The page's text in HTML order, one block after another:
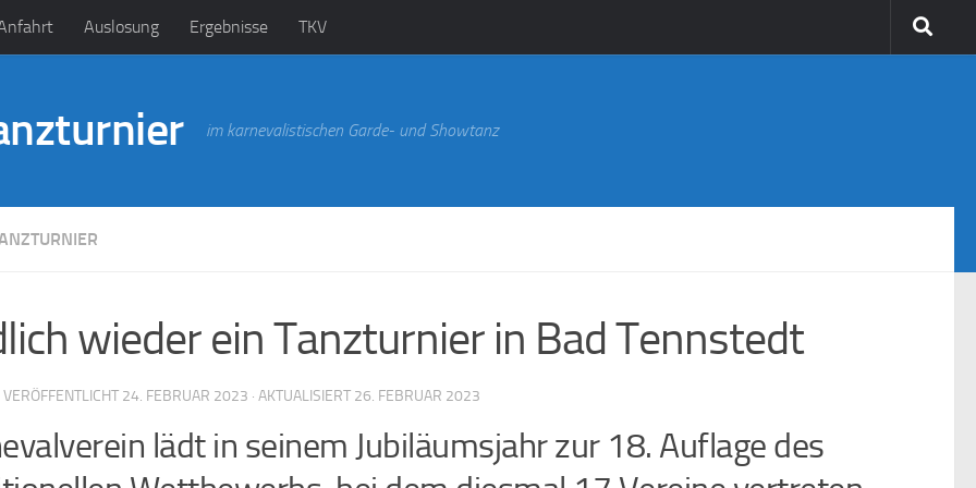
Auslosung Ergebnisse TKV
im karnevalistischen Garde- und Showtanz
wieder ein Tanzturnier in Bad Tennstedt
VERÖFFENTLICHT 24. FEBRUAR 2023 · AKTUALISIERT 26. FEBRUAR 2023
lädt in seinem Jubiläumsjahr zur 18. Auflage des